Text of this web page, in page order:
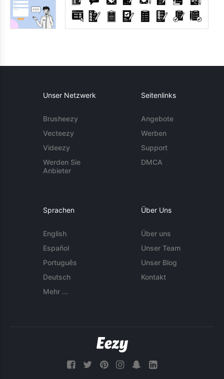
Unser Netzwerk
Brusheezy
Vecteezy
Videezy
Werden Sie
Anbieter
Seitenlinks
Angebote
Werben
Support
DMCA
Sprachen
English
Español
Português
Deutsch
Mehr ...
Über Uns
Über uns
Unser Team
Unser Blog
Kontakt